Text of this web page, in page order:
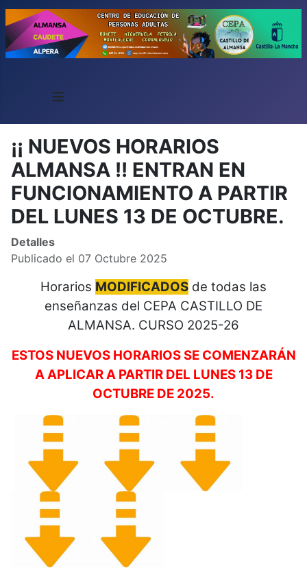
≡
¡¡ NUEVOS HORARIOS
ALMANSA !! ENTRAN EN
FUNCIONAMIENTO A PARTIR
DEL LUNES 13 DE OCTUBRE.
Detalles
Publicado el 07 Octubre 2025
Horarios MODIFICADOS de todas las
enseñanzas del CEPA CASTILLO DE
ALMANSA. CURSO 2025-26
ESTOS NUEVOS HORARIOS SE COMENZARÁN
A APLICAR A PARTIR DEL LUNES 13 DE
OCTUBRE DE 2025.